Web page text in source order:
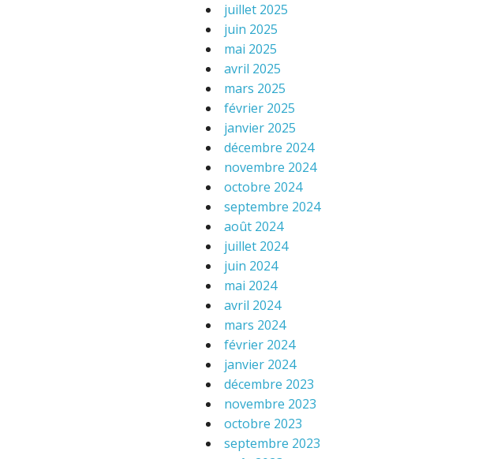
juillet 2025
juin 2025
mai 2025
avril 2025
mars 2025
février 2025
janvier 2025
décembre 2024
novembre 2024
octobre 2024
septembre 2024
août 2024
juillet 2024
juin 2024
mai 2024
avril 2024
mars 2024
février 2024
janvier 2024
décembre 2023
novembre 2023
octobre 2023
septembre 2023